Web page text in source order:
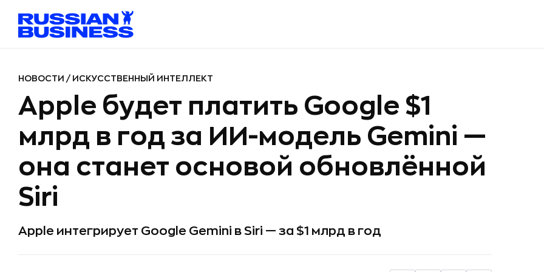
НОВОСТИ / ИСКУССТВЕННЫЙ ИНТЕЛЛЕКТ
Apple будет платить Google $1
млрд в год за ИИ-модель Gemini —
она станет основой обновлённой
Siri
Apple интегрирует Google Gemini в Siri — за $1 млрд в год